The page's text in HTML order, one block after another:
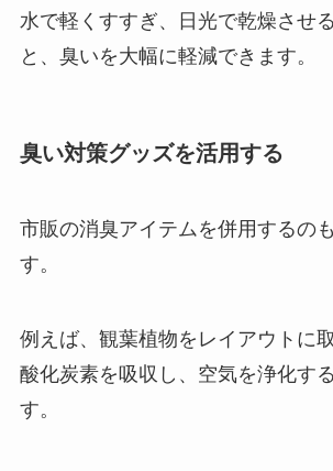
水で軽くすすぎ、日光で乾燥させ
と、臭いを大幅に軽減できます。
臭い対策グッズを活用する
市販の消臭アイテムを併用するの
す。
例えば、観葉植物をレイアウトに
酸化炭素を吸収し、空気を浄化す
す。